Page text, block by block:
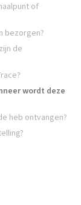
of
bezorgen?
de
wordt deze
heb ontvangen?